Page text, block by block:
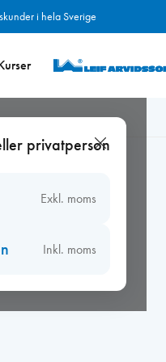
i hela Sverige
privatperson
Exkl. moms
Inkl. moms
Fresh filter